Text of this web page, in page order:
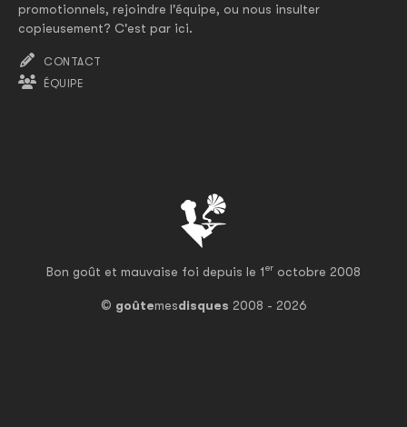
Bon goût et mauvaise foi depuis le 1er octobre 2008
© goûtemesdisques 2008 - 2026
promotionnels, rejoindre l'équipe, ou nous insulter
copieusement? C'est par ici.
CONTACT
ÉQUIPE